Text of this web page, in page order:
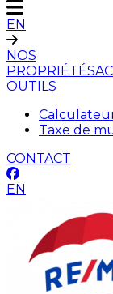
EN
NOS
PROPRIÉTÉS
OUTILS
Taxe de
CONTACT
EN